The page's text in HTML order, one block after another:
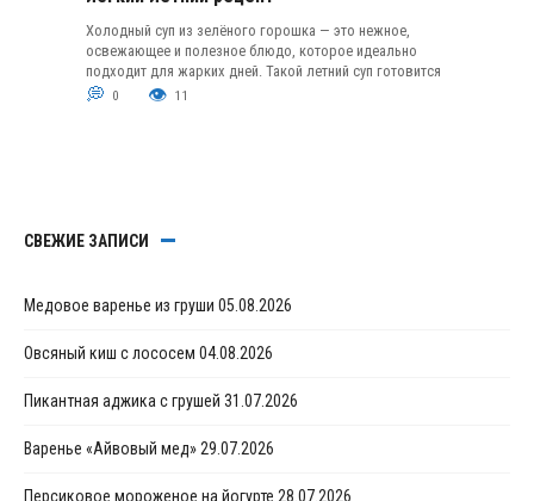
Холодный суп из зелёного горошка — это нежное,
освежающее и полезное блюдо, которое идеально
подходит для жарких дней. Такой летний суп готовится
0 11
СВЕЖИЕ ЗАПИСИ
Медовое варенье из груши 05.08.2026
Овсяный киш с лососем 04.08.2026
Пикантная аджика с грушей 31.07.2026
Варенье «Айвовый мед» 29.07.2026
Персиковое мороженое на йогурте 28.07.2026